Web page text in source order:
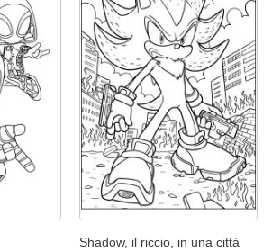
Shadow, il riccio, in una città